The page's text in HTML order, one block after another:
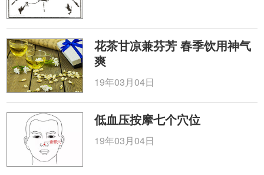
花茶甘凉兼芬芳 春季饮用神气
爽
19年03月04日
低血压按摩七个穴位
19年03月04日